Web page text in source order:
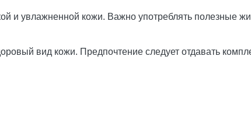
и увлажненной кожи. Важно употреблять полезные
вид кожи. Предпочтение следует отдавать